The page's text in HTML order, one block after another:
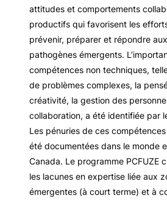
attitudes et comportements
productifs qui favorisent les
prévenir, préparer et répondre
pathogènes émergents.
compétences non techniques,
de problèmes complexes, la
créativité, la gestion des
collaboration, a été identifiée par
Les pénuries de ces
été documentées dans le monde
Canada. Le programme PCFUZE
les lacunes en expertise liée aux
émergentes (à court terme) et à